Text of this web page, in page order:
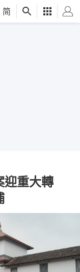
简
迎重大轉